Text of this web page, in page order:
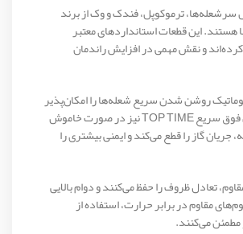
ترموکوپل، فندک و وک از برند
هستند. این قطعات استانداردهای معتبر
کرده‌اند و نقش مهمی در افزایش راندمان
روشن شدن سریع شعله‌ها را امکان‌پذیر
می‌کند. ترموکوپل فوق سریع TOP TIME نیز در صورت خاموش
جریان گاز را قطع می‌کند و ایمنی بیشتری را
تعادل ظروف را حفظ می‌کنند و دوام بالایی
مقاوم در برابر حرارت، استفاده از
می‌کنند.